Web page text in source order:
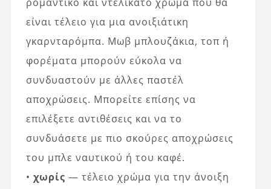
ρομαντικό και ντελικάτο χρώμα που θα
είναι τέλειο για μια ανοιξιάτικη
γκαρνταρόμπα. Μωβ μπλουζάκια, τοπ ή
φορέματα μπορούν εύκολα να
συνδυαστούν με άλλες παστέλ
αποχρώσεις. Μπορείτε επίσης να
επιλέξετε αντιθέσεις και να το
συνδυάσετε με πιο σκούρες αποχρώσεις
του μπλε ναυτικού ή του καφέ.
• χωρίς — τέλειο χρώμα για την άνοιξη